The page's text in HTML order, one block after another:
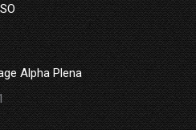
Alpha Plena